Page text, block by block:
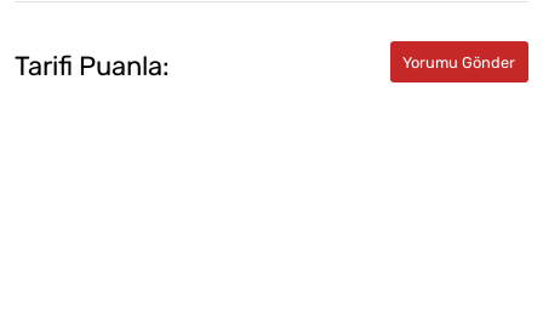
Tarifi Puanla: